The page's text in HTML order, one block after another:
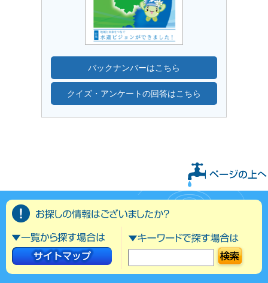
バックナンバーはこちら
クイズ・アンケートの回答はこちら